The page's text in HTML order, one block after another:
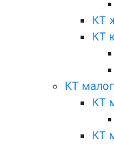
КТ
КТ
КТ
КТ
КТ